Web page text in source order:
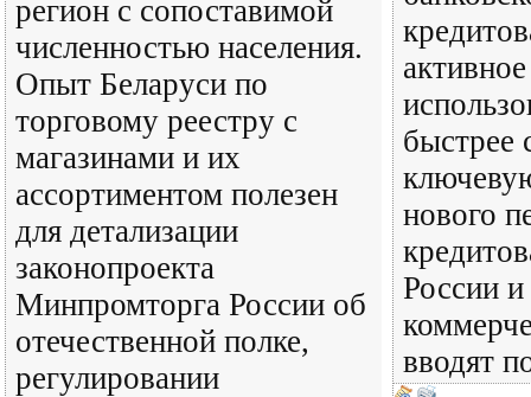
регион с сопоставимой
численностью населения.
Опыт Беларуси по
торговому реестру с
магазинами и их
ассортиментом полезен
для детализации
законопроекта
Минпромторга России об
отечественной полке,
регулировании
быстрее
нового
России
вводят